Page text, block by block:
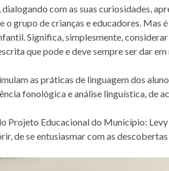
com as suas curiosidades,
o grupo de crianças e educadores. Mas
Significa, simplesmente,
que pode e deve sempre ser dar
as práticas de linguagem dos
fonológica e análise linguística, de
Projeto Educacional do Município:
de se entusiasmar com as